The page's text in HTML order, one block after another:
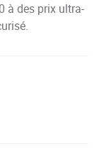
à des prix ultra-